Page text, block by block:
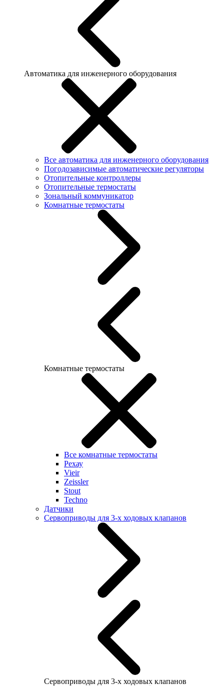
Автоматика для инженерного оборудования
Все автоматика для инженерного оборудования
Погодозависимые автоматические регуляторы
Отопительные контроллеры
Отопительные термостаты
Зональный коммуникатор
Комнатные термостаты
Комнатные термостаты
Все комнатные термостаты
Рехау
Vieir
Zeissler
Stout
Techno
Датчики
Сервоприводы для 3-х ходовых клапанов
Сервоприводы для 3-х ходовых клапанов